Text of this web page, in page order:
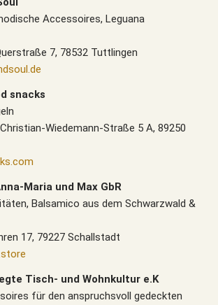
Accessoires, Leguana
7, 78532 Tuttlingen
snacks
Wiedemann-Straße 5 A, 89250
Maria und Max GbR
Balsamico aus dem Schwarzwald &
17, 79227 Schallstadt
Tisch- und Wohnkultur e.K
für den anspruchsvoll gedeckten